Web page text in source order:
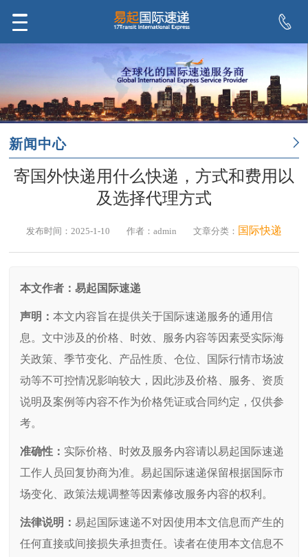
新闻中心
寄国外快递用什么快递，方式和费用以
及选择代理方式
发布时间：2025-1-10 作者：admin 文章分类： 国际快递
本文作者：易起国际速递
声明：本文内容旨在提供关于国际速递服务的通用信
息。文中涉及的价格、时效、服务内容等因素受实际海
关政策、季节变化、产品性质、仓位、国际行情市场波
动等不可控情况影响较大，因此涉及价格、服务、资质
说明及案例等内容不作为价格凭证或合同约定，仅供参
考。
准确性： 实际价格、时效及服务内容请以易起国际速递
工作人员回复协商为准。易起国际速递保留根据国际市
场变化、政策法规调整等因素修改服务内容的权利。
法律说明：易起国际速递不对因使用本文信息而产生的
任何直接或间接损失承担责任。读者在使用本文信息不